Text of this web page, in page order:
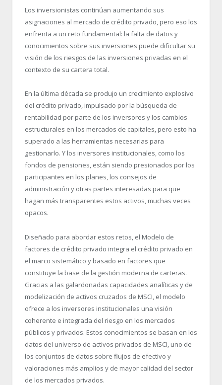
Los inversionistas continúan aumentando sus
asignaciones al mercado de crédito privado, pero eso los
enfrenta a un reto fundamental: la falta de datos y
conocimientos sobre sus inversiones puede dificultar su
visión de los riesgos de las inversiones privadas en el
contexto de su cartera total.
En la última década se produjo un crecimiento explosivo
del crédito privado, impulsado por la búsqueda de
rentabilidad por parte de los inversores y los cambios
estructurales en los mercados de capitales, pero esto ha
superado a las herramientas necesarias para
gestionarlo. Y los inversores institucionales, como los
fondos de pensiones, están siendo presionados por los
participantes en los planes, los consejos de
administración y otras partes interesadas para que
hagan más transparentes estos activos, muchas veces
opacos.
Diseñado para abordar estos retos, el Modelo de
factores de crédito privado integra el crédito privado en
el marco sistemático y basado en factores que
constituye la base de la gestión moderna de carteras.
Gracias a las galardonadas capacidades analíticas y de
modelización de activos cruzados de MSCI, el modelo
ofrece a los inversores institucionales una visión
coherente e integrada del riesgo en los mercados
públicos y privados. Estos conocimientos se basan en los
datos del universo de activos privados de MSCI, uno de
los conjuntos de datos sobre flujos de efectivo y
valoraciones más amplios y de mayor calidad del sector
de los mercados privados.